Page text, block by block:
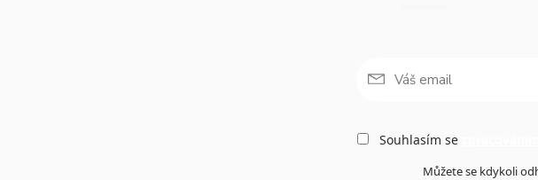
Souhlasím se
Můžete se kdykoli